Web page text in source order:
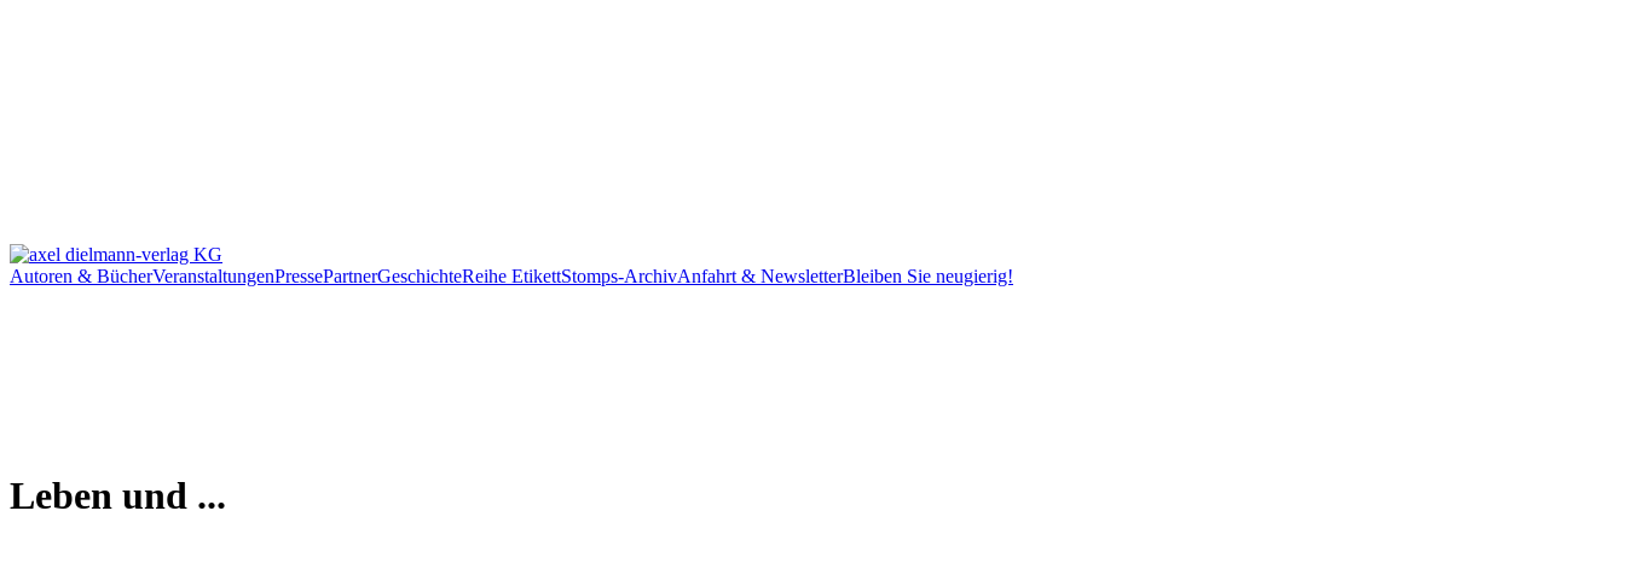
Autoren & BücherVeranstaltungenPressePartnerGeschichteReihe EtikettStomps-ArchivAnfahrt & NewsletterBleiben Sie neugierig!
Leben und ...